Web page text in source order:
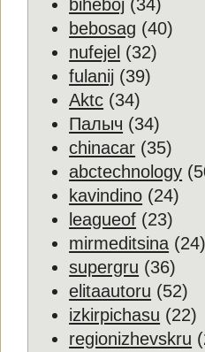
biheboj (34)
bebosag (40)
nufejel (32)
fulanij (39)
Aktc (34)
Пaлыч (34)
chinacar (35)
abctechnology
kavindino (24)
leagueof (23)
mirmeditsina (24)
supergru (36)
elitaautoru (52)
izkirpichasu (22)
regionizhevskru